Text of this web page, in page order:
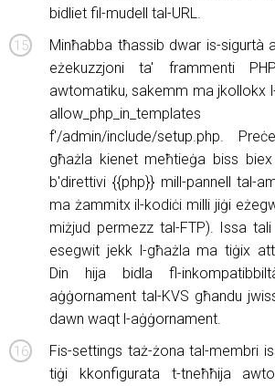
bidliet fil-mudell tal-URL.
Minħabba tħassib dwar is-sigurtà
eżekuzzjoni ta' frammenti
awtomatiku, sakemm ma jkollokx
f'/admin/include/setup.php.
għażla kienet meħtieġa biss
b'direttivi {{php}} mill-pannell tal-
ma żammitx il-kodiċi milli jiġi
miżjud permezz tal-FTP). Issa
esegwit jekk l-għażla ma tiġix
Din hija bidla fl-
aġġornament tal-KVS għandu
dawn waqt l-aġġornament.
Fis-settings taż-żona tal-membri
tiġi kkonfigurata t-tneħħija